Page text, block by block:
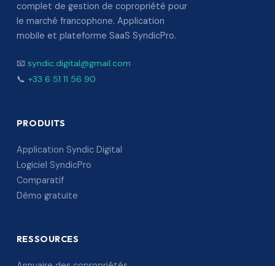
complet de gestion de copropriété pour
le marché francophone. Application
mobile et plateforme SaaS SyndicPro.
📧 syndic.digital@gmail.com
📞 +33 6 51 11 56 90
PRODUITS
Application Syndic Digital
Logiciel SyndicPro
Comparatif
Démo gratuite
RESSOURCES